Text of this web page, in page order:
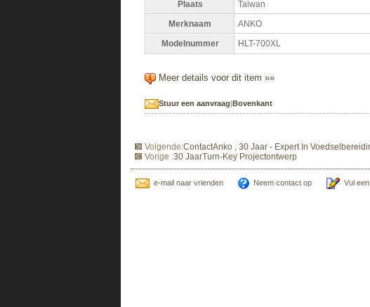
Plaats
Taiwan
Merknaam
ANKO
Modelnummer
HLT-700XL
Meer details voor dit item »»
Stuur een aanvraag|Bovenkant
Volgende:ContactAnko , 30 Jaar - Expert In
Vorige :30 JaarTurn-Key Projectontwerp
e-mail naar vrienden Neem contact op Vul